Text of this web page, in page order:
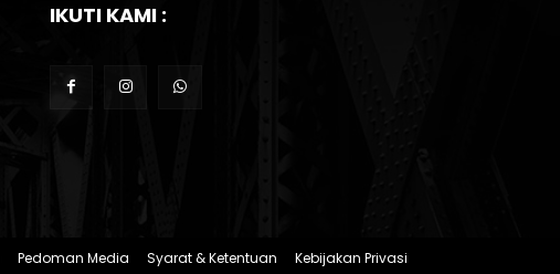
IKUTI KAMI :
Pedoman Media Syarat & Ketentuan Kebijakan Privasi